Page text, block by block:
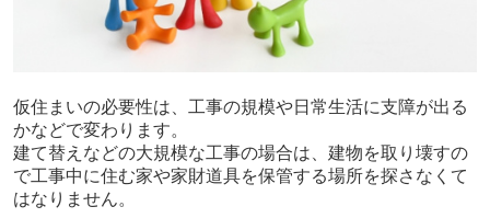
仮住まいの必要性は、工事の規模や日常生活に支障が出る
かなどで変わります。
建て替えなどの大規模な工事の場合は、建物を取り壊すの
で工事中に住む家や家財道具を保管する場所を探さなくて
はなりません。